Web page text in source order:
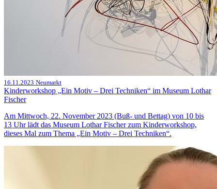
16.11.2023 Neumarkt
Kinderworkshop „Ein Motiv – Drei Techniken“ im Museum Lothar
Fischer
Am Mittwoch, 22. November 2023 (Buß- und Bettag) von 10 bis
13 Uhr lädt das Museum Lothar Fischer zum Kinderworkshop,
dieses Mal zum Thema „Ein Motiv – Drei Techniken“.